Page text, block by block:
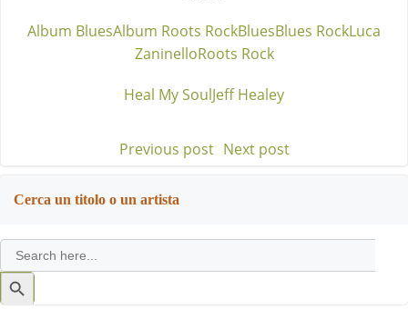
Album BluesAlbum Roots RockBluesBlues RockLuca
ZaninelloRoots Rock
Heal My SoulJeff Healey
Post
navigation
Previous post Post
Next post
Cerca un titolo o un artista
Search
for:
Search
Button